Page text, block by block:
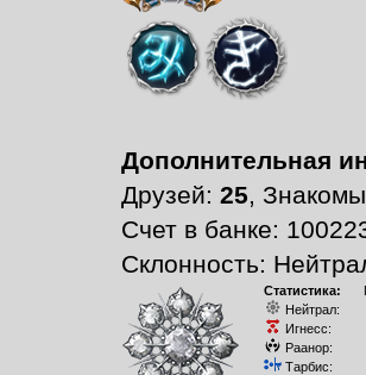
Дополнительная
Друзей: 25,
Счет в банке:
Склонность:
Статистика:
Нейтрал:
Игнесс:
Раанор:
Тарбис: